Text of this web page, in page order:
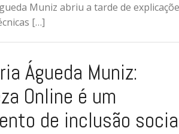
Muniz abriu a tarde de
[…]
Águeda Muniz:
Online é um
de inclusão